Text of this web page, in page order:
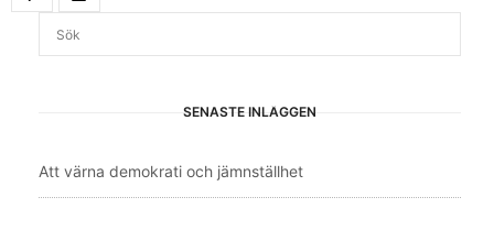
SENASTE INLÄGGEN
Att värna demokrati och jämnställhet